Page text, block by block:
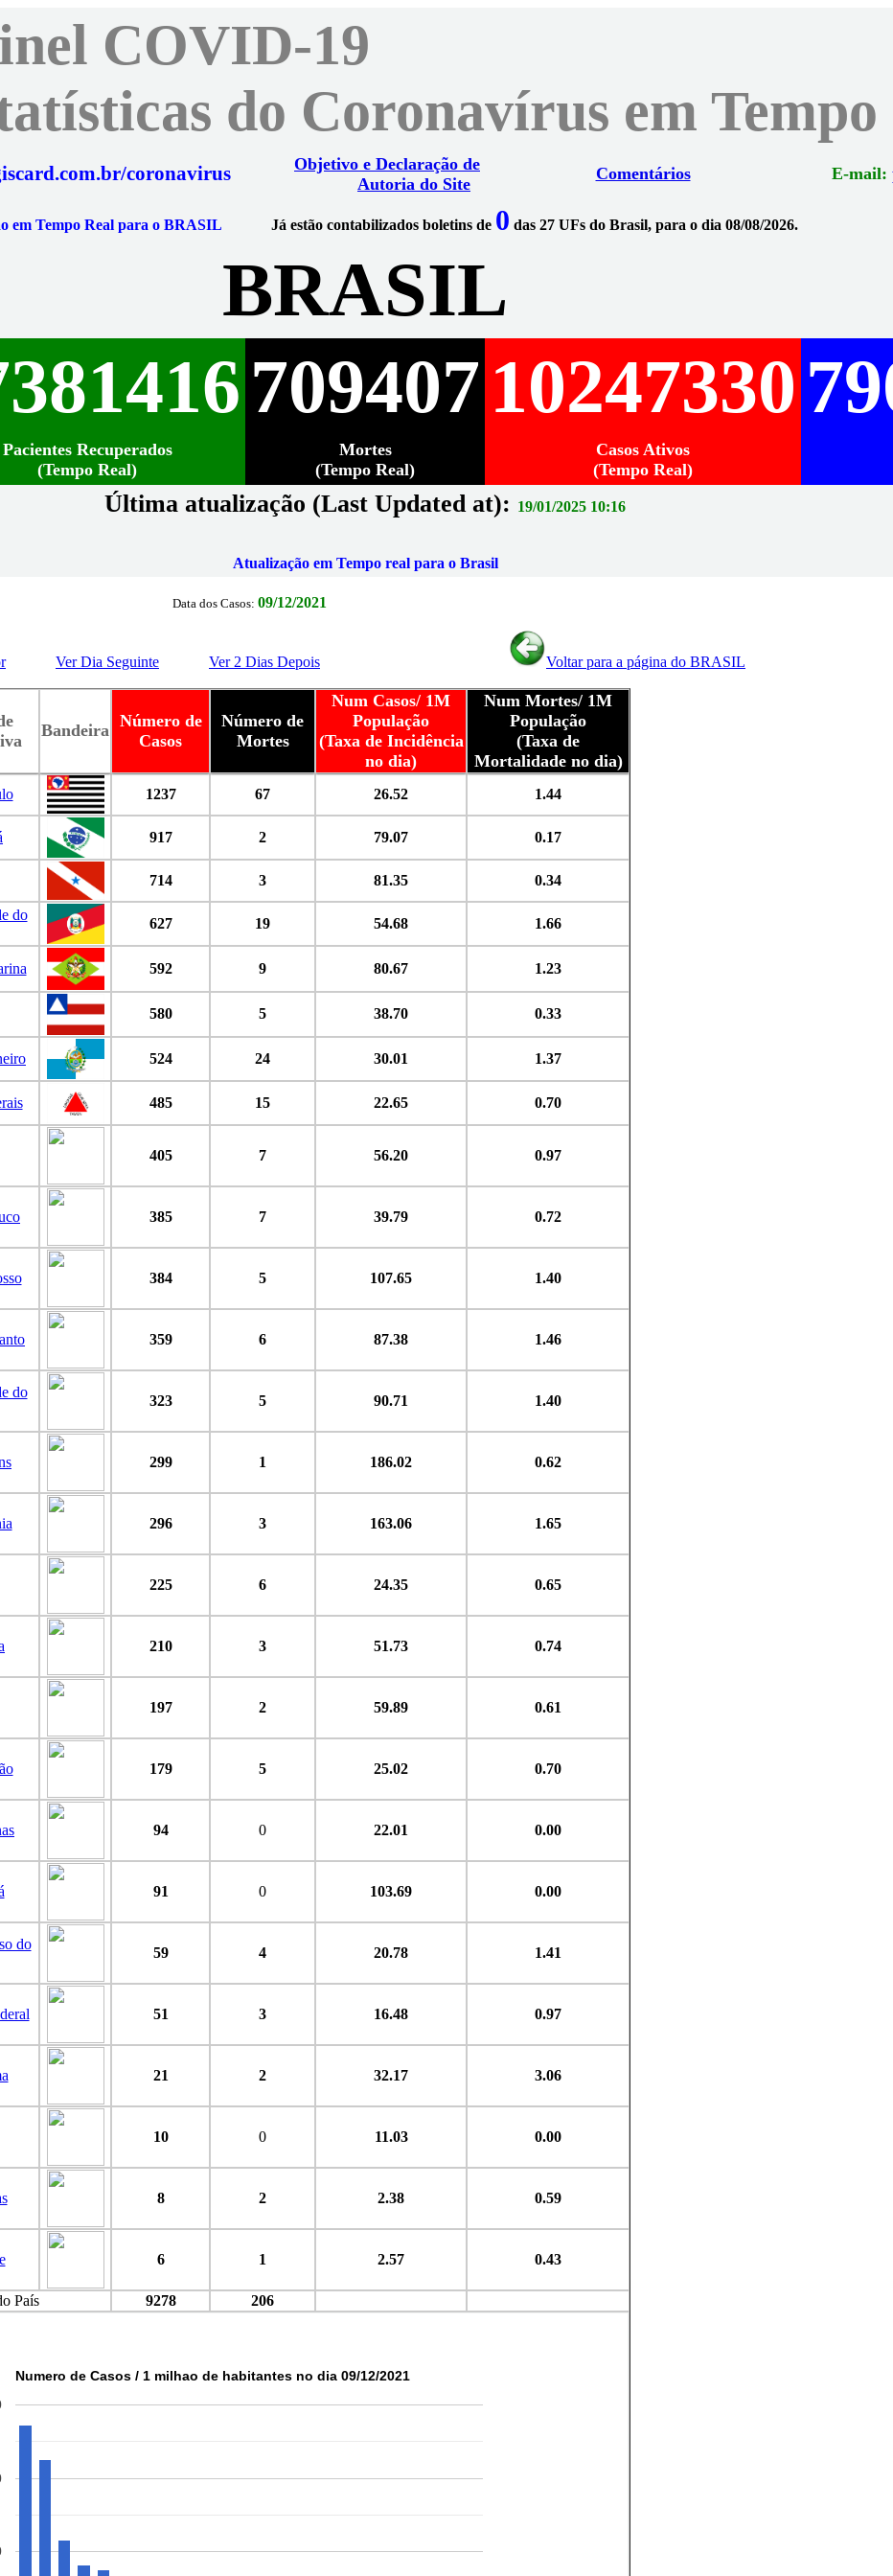
COVID-19
do Coronavírus em Tempo
coronavirus
Objetivo e Declaração de
Autoria do Site
Comentários E-mail:
em Tempo Real para o BRASIL Já estão contabilizados boletins de 0 das 27 UFs do Brasil, para o dia 08/08/2026.
BRASIL
709407 10247330
Pacientes Recuperados
(Tempo Real)
Mortes
(Tempo Real)
Casos Ativos
(Tempo Real)
Última atualização (Last Updated at): 19/01/2025 10:16
Atualização em Tempo real para o Brasil
Data dos Casos: 09/12/2021
Ver Dia Seguinte Ver 2 Dias Depois Voltar para a página do BRASIL
Bandeira Número de
Casos
Número de
Mortes
Num Casos/ 1M
População
(Taxa de Incidência
no dia)
Num Mortes/ 1M
População
(Taxa de
Mortalidade no dia)
1237 67 26.52 1.44
917 2 79.07 0.17
714 3 81.35 0.34
do
627 19 54.68 1.66
592 9 80.67 1.23
580 5 38.70 0.33
524 24 30.01 1.37
485 15 22.65 0.70
405 7 56.20 0.97
385 7 39.79 0.72
384 5 107.65 1.40
359 6 87.38 1.46
do
323 5 90.71 1.40
299 1 186.02 0.62
296 3 163.06 1.65
225 6 24.35 0.65
210 3 51.73 0.74
197 2 59.89 0.61
179 5 25.02 0.70
94 0 22.01 0.00
91 0 103.69 0.00
do
59 4 20.78 1.41
51 3 16.48 0.97
21 2 32.17 3.06
10 0 11.03 0.00
8 2 2.38 0.59
6 1 2.57 0.43
País 9278 206
Numero de Casos / 1 milhao de habitantes no dia 09/12/2021